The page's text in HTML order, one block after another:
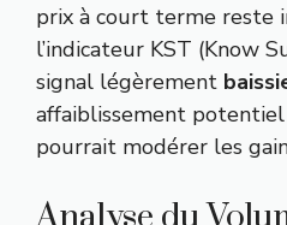
prix à court terme reste
l’indicateur KST (Know
signal légèrement
affaiblissement
pourrait modérer les